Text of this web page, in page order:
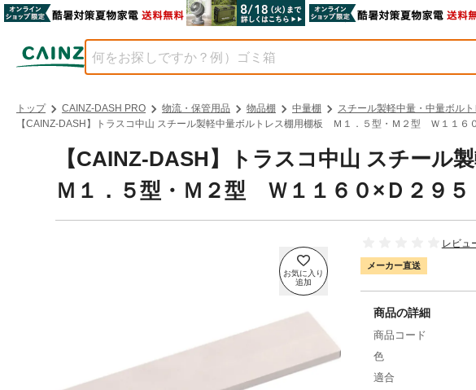
トップ CAINZ-DASH PRO 物流・保管用品 物品棚 中量棚
スチール製軽中量・中量ボル
【CAINZ-DASH】トラスコ中山 スチール製軽中量ボルトレス棚用棚板 Ｍ１．５型・Ｍ２型 Ｗ１１６
【CAINZ-DASH】トラスコ中山 スチール
Ｍ１．５型・Ｍ２型 Ｗ１１６０×Ｄ２９５
レビュ
メーカー直送
商品の詳細
商品コード
色
適合